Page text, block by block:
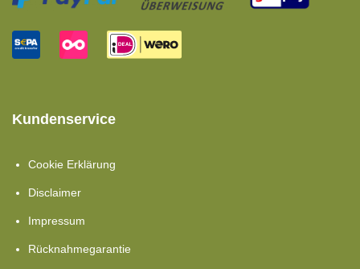
Kundenservice
Cookie Erklärung
Disclaimer
Impressum
Rücknahmegarantie